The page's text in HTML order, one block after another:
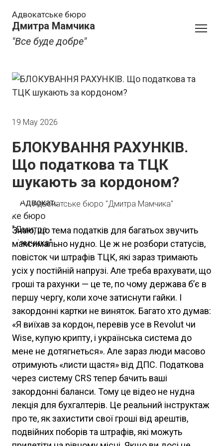
Адвокатське бюро
Дмитра Мамчика
"Все буде добре"
19 May 2026
БЛОКУВАННЯ РАХУНКІВ.
Що податкова та ТЦК
шукають за кордоном?
Адвокатське бюро "Дмитра Мамчика"
Знаю, що тема податків для багатьох звучить
максимально нудно. Це ж не розбори статусів,
повісток чи штрафів ТЦК, які зараз тримають
усіх у постійній напрузі. Але треба врахувати, що
гроші та рахунки — це те, по чому держава б’є в
першу чергу, коли хоче затиснути гайки. І
закордонні картки не виняток. Багато хто думав:
«Я виїхав за кордон, перевів усе в Revolut чи
Wise, купую крипту, і українська система до
мене не дотягнеться». Але зараз люди масово
отримують «листи щастя» від ДПС. Податкова
через систему CRS тепер бачить ваші
закордонні баланси. Тому це відео не нудна
лекція для бухгалтерів. Це реальний інструктаж
про те, як захистити свої гроші від арештів,
подвійних поборів та штрафів, які можуть